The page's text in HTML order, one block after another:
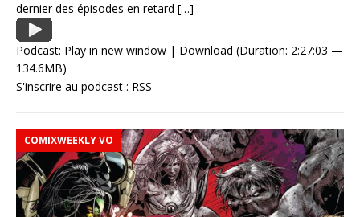
dernier des épisodes en retard […]
Podcast: Play in new window | Download (Duration: 2:27:03 —
134.6MB)
S'inscrire au podcast : RSS
COMIXWEEKLY VO